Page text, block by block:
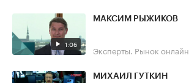
1:06
МАКСИМ РЫЖИКОВ
Эксперты. Рынок онлайн
МИХАИЛ ГУТКИН